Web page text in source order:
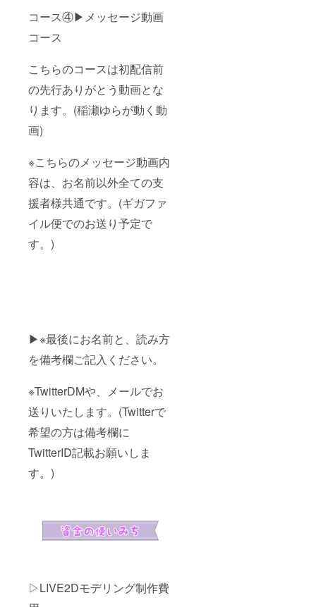
コース④▶メッセージ動画
コース
こちらのコースは初配信前
の先行ありがとう動画とな
ります。(稲瀬ゆらが動く動
画)
※こちらのメッセージ動画内
容は、お名前以外全ての支
援者様共通です。(ギガファ
イル便でのお送り予定で
す。)
▶※最後にお名前と、読み方
を備考欄ご記入ください。
※TwitterDMや、メールでお
送りいたします。(Twitterで
希望の方は備考欄に
TwitterID記載お願いしま
す。)
▷LIVE2Dモデリング制作費